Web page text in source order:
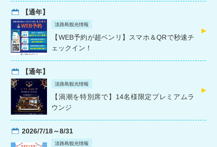
【通年】
淡路島観光情報
【WEB予約が超ベンリ】スマホ＆QRで秒速チ
ェックイン！
【通年】
淡路島観光情報
【渦潮を特別席で】14名様限定プレミアムラ
ウンジ
2026/7/18～8/31
淡路島観光情報